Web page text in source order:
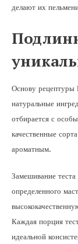
делают их
Основу рецептуры
натуральные
отбирается с
качественные
ароматным.
Замешивание
определенного
Каждая порция
идеальной